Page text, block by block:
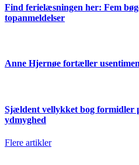
Find ferielæsningen her: Fem
topanmeldelser
Anne Hjernøe fortæller
Sjældent vellykket bog formidler
ydmyghed
Flere artikler